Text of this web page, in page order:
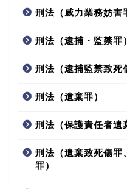
刑法（威力業務妨害
刑法（逮捕・監禁罪）
刑法（逮捕監禁致死
刑法（遺棄罪）
刑法（保護責任者遺
刑法（遺棄致死傷罪
罪）